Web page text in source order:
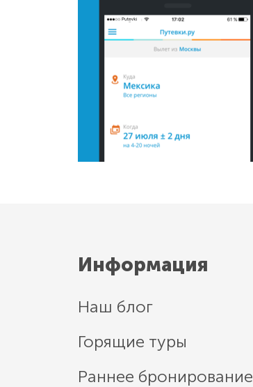
Информация
Наш блог
Горящие туры
Раннее бронирование